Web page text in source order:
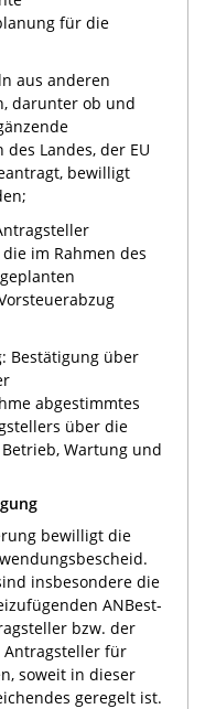
für die
aus anderen
darunter ob und
Landes, der EU
bewilligt
im Rahmen des
Bestätigung über
abgestimmtes
über die
Wartung und
bewilligt die
insbesondere die
ANBest-
bzw. der
Antragsteller für
soweit in dieser
geregelt ist.